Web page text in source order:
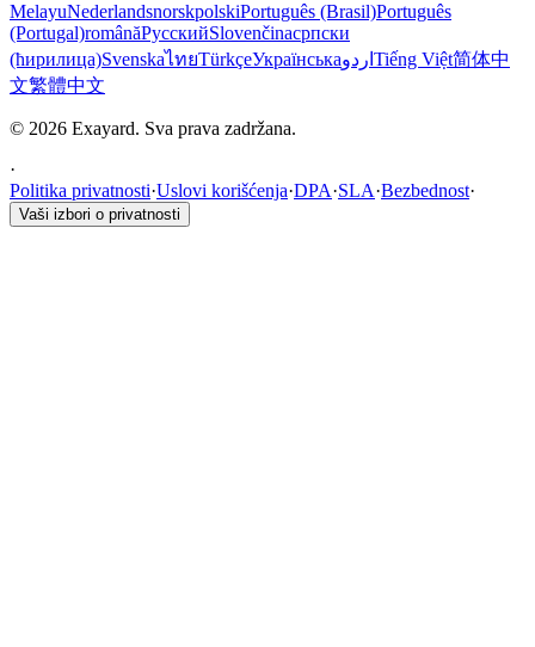
MelayuNederlandsnorskpolskiPortuguês (Brasil)Português
(Portugal)românăРусскийSlovenčinaсрпски
(ћирилица)SvenskaไทยTürkçeУкраїнськаاردو Tiếng Việt简体中
文繁體中文
© 2026 Exayard. Sva prava zadržana.
·
Politika privatnosti·Uslovi korišćenja·DPA·SLA·Bezbednost·
Vaši izbori o privatnosti